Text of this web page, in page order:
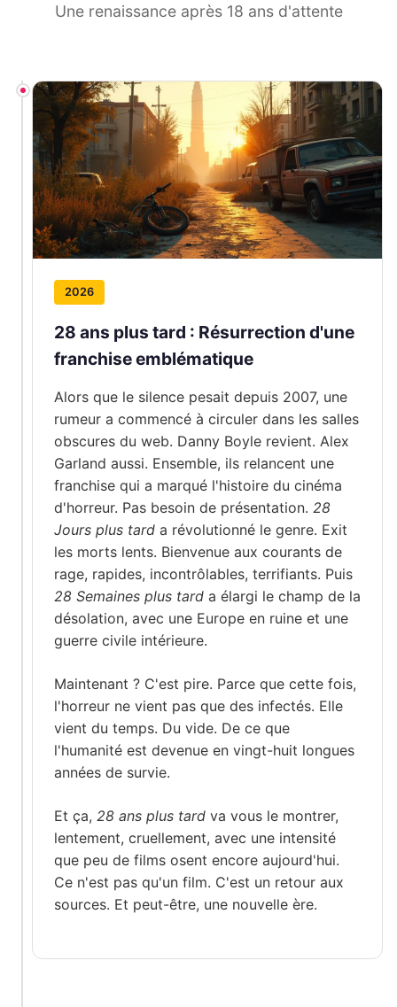
Une renaissance après 18 ans d'attente
2026
28 ans plus tard : Résurrection d'une
franchise emblématique
Alors que le silence pesait depuis 2007, une
rumeur a commencé à circuler dans les salles
obscures du web. Danny Boyle revient. Alex
Garland aussi. Ensemble, ils relancent une
franchise qui a marqué l'histoire du cinéma
d'horreur. Pas besoin de présentation. 28
Jours plus tard a révolutionné le genre. Exit
les morts lents. Bienvenue aux courants de
rage, rapides, incontrôlables, terrifiants. Puis
28 Semaines plus tard a élargi le champ de la
désolation, avec une Europe en ruine et une
guerre civile intérieure.
Maintenant ? C'est pire. Parce que cette fois,
l'horreur ne vient pas que des infectés. Elle
vient du temps. Du vide. De ce que
l'humanité est devenue en vingt-huit longues
années de survie.
Et ça, 28 ans plus tard va vous le montrer,
lentement, cruellement, avec une intensité
que peu de films osent encore aujourd'hui.
Ce n'est pas qu'un film. C'est un retour aux
sources. Et peut-être, une nouvelle ère.